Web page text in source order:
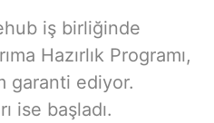
iş birliğinde
Hazırlık Programı,
garanti ediyor.
ise başladı.